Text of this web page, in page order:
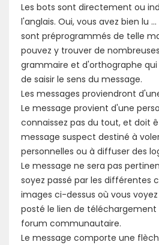
Les bots sont directement ou
l'anglais. Oui, vous avez bien lu
sont préprogrammés de telle
pouvez y trouver de
grammaire et d'orthographe
de saisir le sens du message.
Les messages proviendront
Le message provient d'une
connaissez pas du tout, et doit
message suspect destiné à
personnelles ou à diffuser des
Le message ne sera pas
soyez passé par les différentes
images ci-dessus où vous
posté le lien de téléchargement
forum communautaire.
Le message comporte une